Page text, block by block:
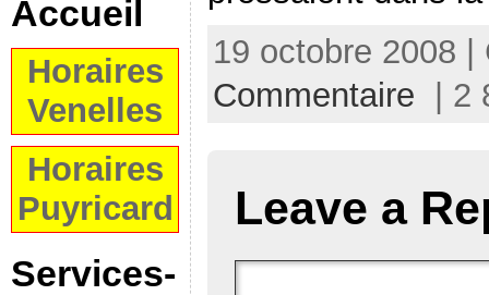
Accueil
Horaires
Venelles
Horaires
Puyricard
Services-
19 octobre 2008
Commentaire | 2
Leave a